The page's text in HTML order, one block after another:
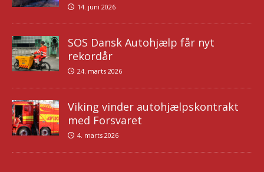
14. juni 2026
SOS Dansk Autohjælp får nyt
rekordår
24. marts 2026
Viking vinder autohjælpskontrakt
med Forsvaret
4. marts 2026